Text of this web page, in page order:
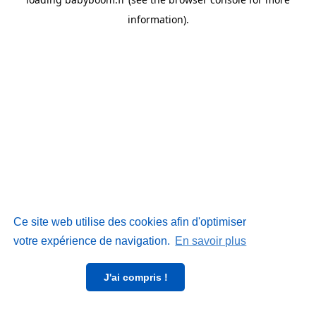
Ce site web utilise des cookies afin d'optimiser
votre expérience de navigation. En savoir plus
J'ai compris !
information).